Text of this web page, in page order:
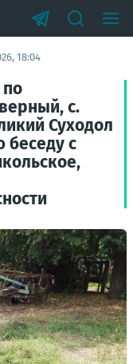
18:04
с.
Суходол
с